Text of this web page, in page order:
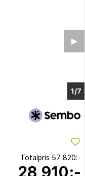
1/2
▶︎
Totalpris 57 820:-
28 910:-